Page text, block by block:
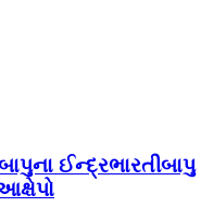
ઈન્દ્રભારતીબાપુ